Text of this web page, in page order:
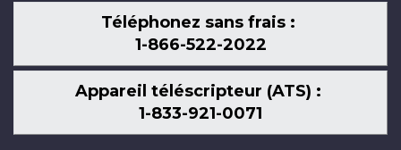
Téléphonez sans frais :
1-866-522-2022
Appareil téléscripteur (ATS) :
1-833-921-0071